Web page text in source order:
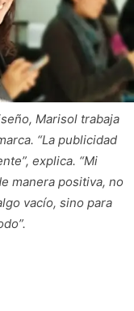
Marisol trabaja
“La publicidad
explica. “Mi
manera positiva, no
vacío, sino para